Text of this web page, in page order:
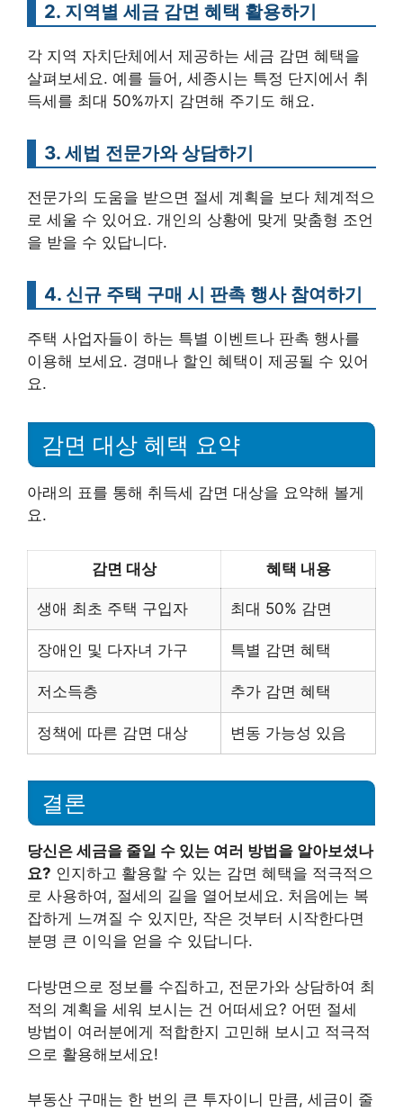
2. 지역별 세금 감면 혜택 활용하기
각 지역 자치단체에서 제공하는 세금 감면 혜택을
살펴보세요. 예를 들어, 세종시는 특정 단지에서 취
득세를 최대 50%까지 감면해 주기도 해요.
3. 세법 전문가와 상담하기
전문가의 도움을 받으면 절세 계획을 보다 체계적으
로 세울 수 있어요. 개인의 상황에 맞게 맞춤형 조언
을 받을 수 있답니다.
4. 신규 주택 구매 시 판촉 행사 참여하기
주택 사업자들이 하는 특별 이벤트나 판촉 행사를
이용해 보세요. 경매나 할인 혜택이 제공될 수 있어
요.
감면 대상 혜택 요약
아래의 표를 통해 취득세 감면 대상을 요약해 볼게
요.
감면 대상 혜택 내용
생애 최초 주택 구입자 최대 50% 감면
장애인 및 다자녀 가구 특별 감면 혜택
저소득층 추가 감면 혜택
정책에 따른 감면 대상 변동 가능성 있음
결론
당신은 세금을 줄일 수 있는 여러 방법을 알아보셨나
요? 인지하고 활용할 수 있는 감면 혜택을 적극적으
로 사용하여, 절세의 길을 열어보세요. 처음에는 복
잡하게 느껴질 수 있지만, 작은 것부터 시작한다면
분명 큰 이익을 얻을 수 있답니다.
다방면으로 정보를 수집하고, 전문가와 상담하여 최
적의 계획을 세워 보시는 건 어떠세요? 어떤 절세
방법이 여러분에게 적합한지 고민해 보시고 적극적
으로 활용해보세요!
부동산 구매는 한 번의 큰 투자이니 만큼, 세금이 줄